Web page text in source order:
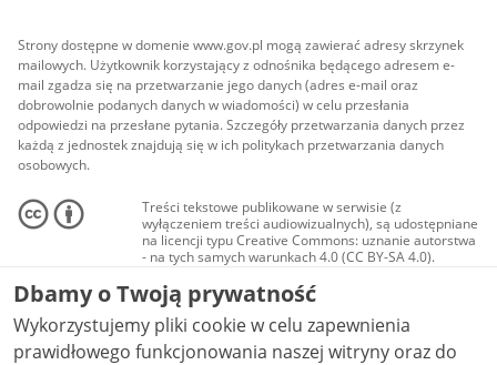
Strony dostępne w domenie www.gov.pl mogą zawierać adresy skrzynek
mailowych. Użytkownik korzystający z odnośnika będącego adresem e-
mail zgadza się na przetwarzanie jego danych (adres e-mail oraz
dobrowolnie podanych danych w wiadomości) w celu przesłania
odpowiedzi na przesłane pytania. Szczegóły przetwarzania danych przez
każdą z jednostek znajdują się w ich politykach przetwarzania danych
osobowych.
Treści tekstowe publikowane w serwisie (z
wyłączeniem treści audiowizualnych), są udostępniane
na licencji typu Creative Commons: uznanie autorstwa
- na tych samych warunkach 4.0 (CC BY-SA 4.0).
Materiały audiowizualne, w tym zdjęcia, materiały
audio i wideo, są udostępniane na licencji typu
Creative Commons: uznanie autorstwa użycie
niekomercyjne - bez utworów zależnych 4.0 (CC BY-
NC-ND 4.0), o ile nie jest to stwierdzone inaczej.
Dbamy o Twoją prywatność
Wykorzystujemy pliki cookie w celu zapewnienia
prawidłowego funkcjonowania naszej witryny oraz do